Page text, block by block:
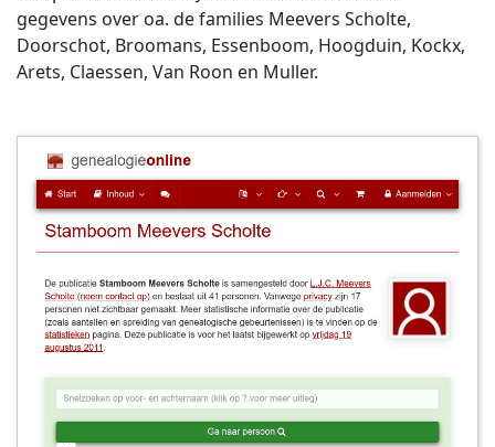
gegevens over oa. de families Meevers Scholte,
Doorschot, Broomans, Essenboom, Hoogduin, Kockx,
Arets, Claessen, Van Roon en Muller.